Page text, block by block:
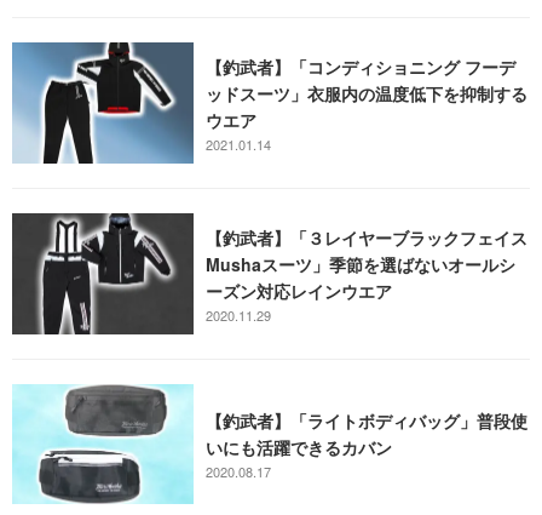
【釣武者】「コンディショニング フーデ
ッドスーツ」衣服内の温度低下を抑制する
ウエア
2021.01.14
【釣武者】「３レイヤーブラックフェイス
Mushaスーツ」季節を選ばないオールシ
ーズン対応レインウエア
2020.11.29
【釣武者】「ライトボディバッグ」普段使
いにも活躍できるカバン
2020.08.17